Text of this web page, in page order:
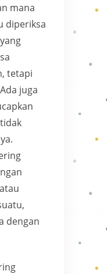
mana
diperiksa
tetapi
juga
dengan